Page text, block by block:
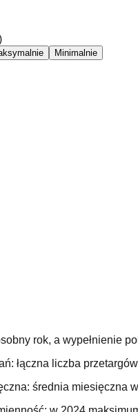
Minimalnie
rok, a wypełnienie
łączna liczba
średnia miesięczna